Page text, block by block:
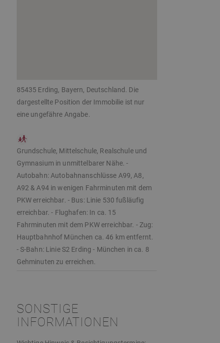
85435 Erding, Bayern, Deutschland. Die
dargestellte Position der Immobilie ist nur
eine ungefähre Angabe.
Grundschule, Mittelschule, Realschule und
Gymnasium in unmittelbarer Nähe. -
Autobahn: Autobahnanschlüsse A99, A8,
A92 & A94 in wenigen Fahrminuten mit dem
PKW erreichbar. - Bus: Linie 530 fußläufig
erreichbar. - Flughafen: In ca. 15
Fahrminuten mit dem PKW erreichbar. - Zug:
Hauptbahnhof München ca. 46 km entfernt.
- S-Bahn: Linie S2 Erding - München in ca. 8
Gehminuten zu erreichen.
SONSTIGE
INFORMATIONEN